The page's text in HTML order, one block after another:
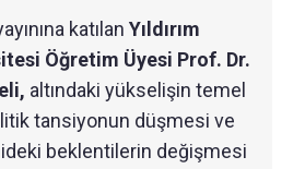
katılan Yıldırım
Öğretim Üyesi Prof. Dr.
altındaki yükselişin temel
tansiyonun düşmesi ve
beklentilerin değişmesi